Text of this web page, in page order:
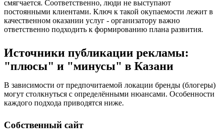
смягчается. Соответственно, люди не выступают
постоянными клиентами. Ключ к такой окупаемости лежит в
качественном оказании услуг - организатору важно
ответственно подходить к формированию плана развития.
Источники публикации рекламы:
"плюсы" и "минусы" в Казани
В зависимости от предпочитаемой локации бренды (блогеры)
могут столкнуться с определёнными нюансами. Особенности
каждого подхода приводятся ниже.
Собственный сайт